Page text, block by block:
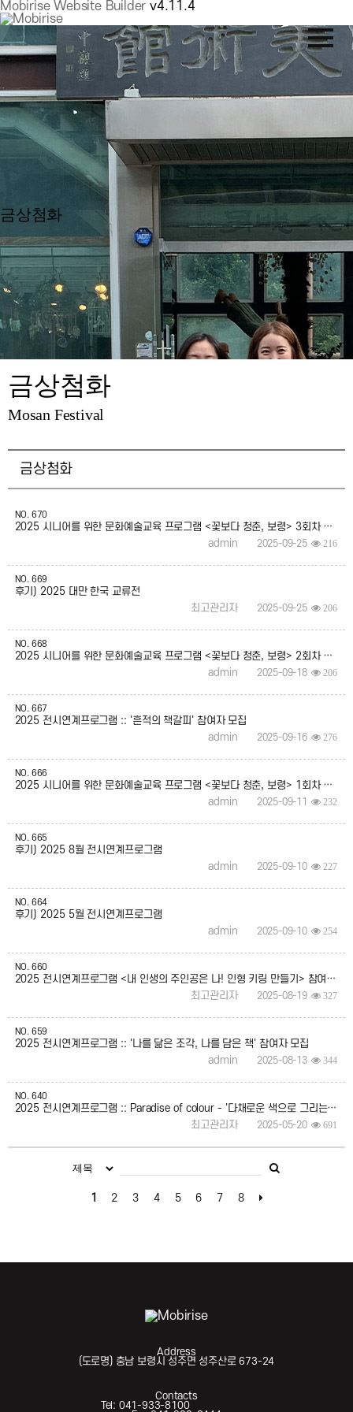
Mobirise Website Builder v4.11.4
금상첨화
금상첨화
Mosan Festival
금상첨화
NO. 670
2025 시니어를 위한 문화예술교육 프로그램 <꽃보다 청춘, 보령> 3회차 후기
admin
2025-09-25 216
NO. 669
후기) 2025 대만 한국 교류전
최고관리자
2025-09-25 206
NO. 668
2025 시니어를 위한 문화예술교육 프로그램 <꽃보다 청춘, 보령> 2회차 후기
admin
2025-09-18 206
NO. 667
2025 전시연계프로그램 :: '흔적의 책갈피' 참여자 모집
admin
2025-09-16 276
NO. 666
2025 시니어를 위한 문화예술교육 프로그램 <꽃보다 청춘, 보령> 1회차 후기
admin
2025-09-11 232
NO. 665
후기) 2025 8월 전시연계프로그램
admin
2025-09-10 227
NO. 664
후기) 2025 5월 전시연계프로그램
admin
2025-09-10 254
NO. 660
2025 전시연계프로그램 <내 인생의 주인공은 나! 인형 키링 만들기> 참여자 모집
최고관리자
2025-08-19 327
NO. 659
2025 전시연계프로그램 :: '나를 닮은 조각, 나를 담은 책' 참여자 모집
admin
2025-08-13 344
NO. 640
2025 전시연계프로그램 :: Paradise of colour - '다채로운 색으로 그리는 나만의 낙원’ 참여자 모집
최고관리자
2025-05-20 691
1 2 3 4 5 6 7 8
Address
(도로명) 충남 보령시 성주면 성주산로 673-24
Contacts
Tel: 041-933-8100